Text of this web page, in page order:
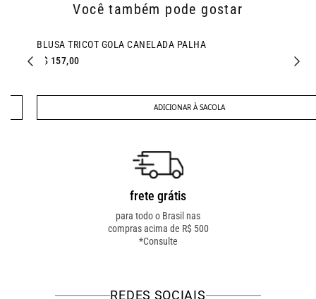
Você também pode gostar
BLUSA TRICOT GOLA CANELADA PALHA
R$ 157,00
ADICIONAR À SACOLA
frete grátis
para todo o Brasil nas
compras acima de R$ 500
*Consulte
REDES SOCIAIS